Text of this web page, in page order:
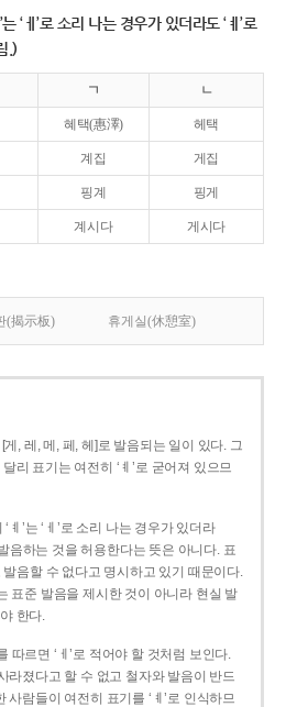
는 ‘ㅔ’로 소리 나는 경우가 있더라도 ‘ㅖ’로
.)
ㄱ ㄴ
혜택(惠澤) 헤택
계집 게집
핑계 핑게
계시다 게시다
(揭示板) 휴게실(休憩室)
게, 레, 메, 페, 헤]로 발음되는 일이 있다. 그
리 표기는 여전히 ‘ㅖ’로 굳어져 있으므
‘ㅖ’는 ‘ㅔ’로 소리 나는 경우가 있더라
음하는 것을 허용한다는 뜻은 아니다. 표
음할 수 없다고 명시하고 있기 때문이다.
표준 발음을 제시한 것이 아니라 현실 발
한다.
따르면 ‘ㅔ’로 적어야 할 것처럼 보인다.
라졌다고 할 수 없고 철자와 발음이 반드
람들이 여전히 표기를 ‘ㅖ’로 인식하므